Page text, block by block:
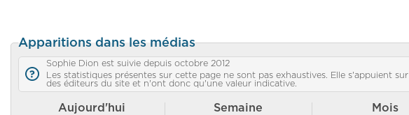
Apparitions dans les médias
Sophie Dion est suivie depuis octobre 2012
Les statistiques présentes sur cette page ne sont pas exhaustives. Elle s'appuient
des éditeurs du site et n'ont donc qu'une valeur indicative.
Aujourd'hui Semaine Mois